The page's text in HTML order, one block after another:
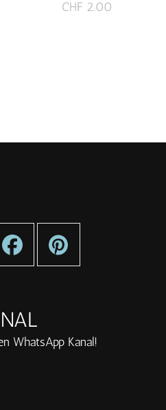
CHF 2.00
WhatsApp Kanal!